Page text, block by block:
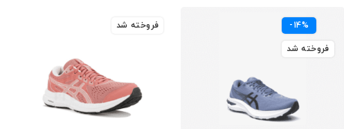
-14%
فروخته شد
فروخته شد